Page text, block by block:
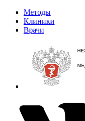
Методы
Клиники
Врачи